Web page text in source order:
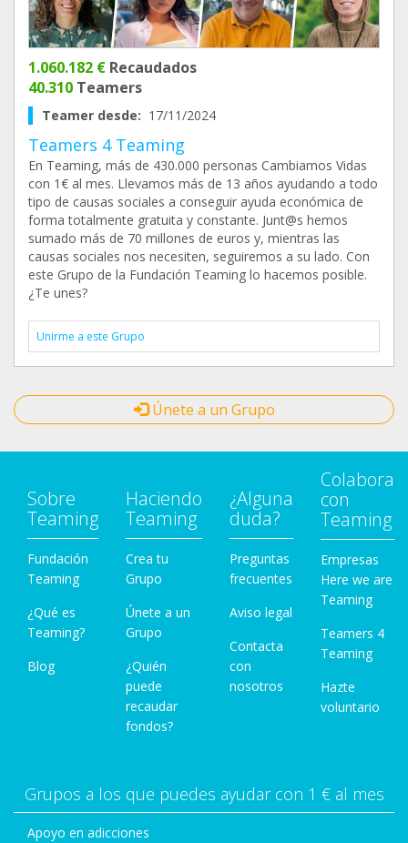
1.060.182 € Recaudados
40.310 Teamers
Teamer desde: 17/11/2024
Teamers 4 Teaming
En Teaming, más de 430.000 personas Cambiamos Vidas
con 1€ al mes. Llevamos más de 13 años ayudando a todo
tipo de causas sociales a conseguir ayuda económica de
forma totalmente gratuita y constante. Junt@s hemos
sumado más de 70 millones de euros y, mientras las
causas sociales nos necesiten, seguiremos a su lado. Con
este Grupo de la Fundación Teaming lo hacemos posible.
¿Te unes?
Unirme a este Grupo
Únete a un Grupo
Sobre
Teaming
Fundación
Teaming
¿Qué es
Teaming?
Blog
Haciendo
Teaming
Crea tu
Grupo
Únete a un
Grupo
¿Quién
puede
recaudar
fondos?
¿Alguna
duda?
Preguntas
frecuentes
Aviso legal
Contacta
con
nosotros
Colabora
con
Teaming
Empresas
Here we are
Teaming
Teamers 4
Teaming
Hazte
voluntario
Grupos a los que puedes ayudar con 1 € al mes
Apoyo en adicciones